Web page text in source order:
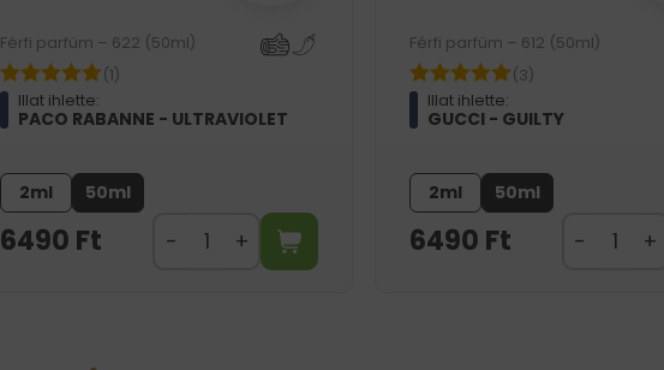
Férfi parfüm – 622 (50ml)
(1)
Illat ihlette:
PACO RABANNE - ULTRAVIOLET
2ml 50ml
6490 Ft
Férfi parfüm – 612 (50ml)
(3)
Illat ihlette:
GUCCI - GUILTY
2ml 50ml
6490 Ft